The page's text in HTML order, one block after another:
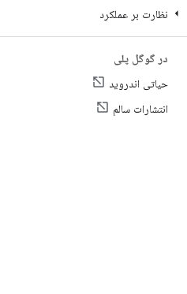
نظارت بر عملکرد
در گوگل پلی
حیاتی اندروید
انتشارات سالم